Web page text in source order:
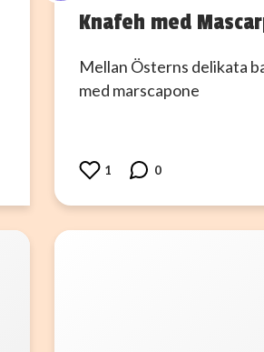
Knafeh med
Mellan Österns delikata
med marscapone
1 0